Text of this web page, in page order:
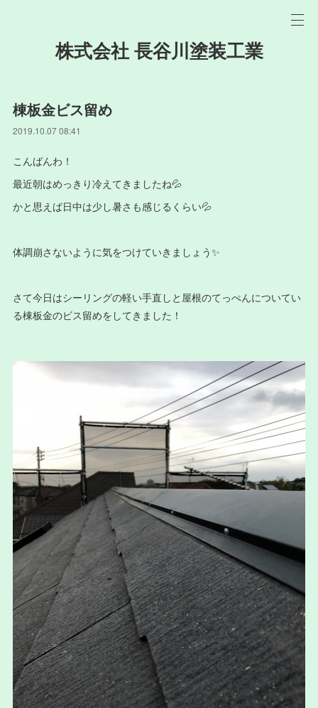
株式会社 長谷川塗装工業
棟板金ビス留め
2019.10.07 08:41
こんばんわ！
最近朝はめっきり冷えてきましたね💦
かと思えば日中は少し暑さも感じるくらい💦
体調崩さないように気をつけていきましょう✨
さて今日はシーリングの軽い手直しと屋根のてっぺんについてい
る棟板金のビス留めをしてきました！